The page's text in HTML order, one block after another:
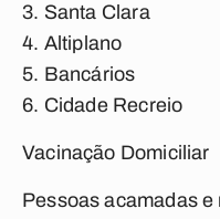
Santa Clara
Altiplano
Bancários
Cidade Recreio
Vacinação Domiciliar
Pessoas acamadas